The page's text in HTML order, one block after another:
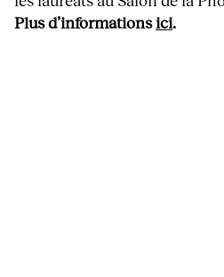
Plus d’informationsici.